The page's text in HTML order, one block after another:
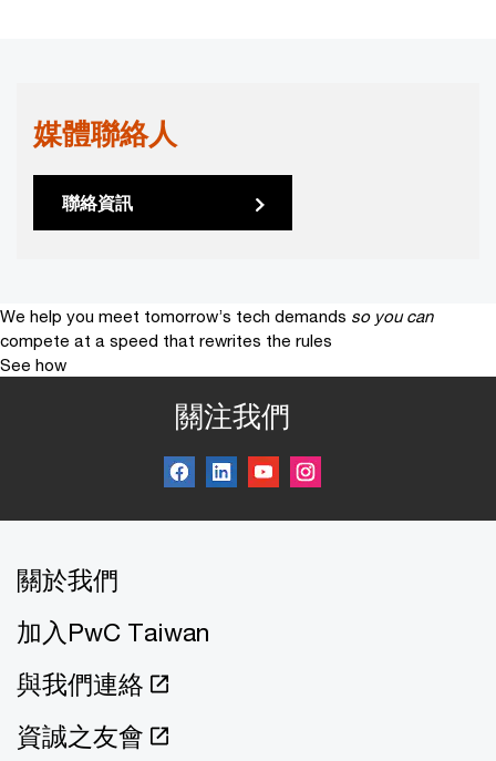
媒體聯絡人
聯絡資訊
We help you meet tomorrow’s tech demands so you can
compete at a speed that rewrites the rules
See how
關注我們
關於我們
加入PwC Taiwan
與我們連絡
資誠之友會